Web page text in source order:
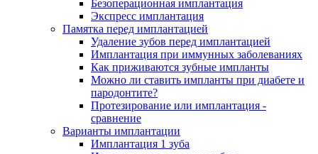
Безоперационная имплантация
Экспресс имплантация
Памятка перед имплантацией
Удаление зубов перед имплантацией
Имплантация при иммунных заболеваниях
Как приживаются зубные импланты
Можно ли ставить импланты при диабете и
пародонтите?
Протезирование или имплантация -
сравнение
Варианты имплантации
Имплантация 1 зуба